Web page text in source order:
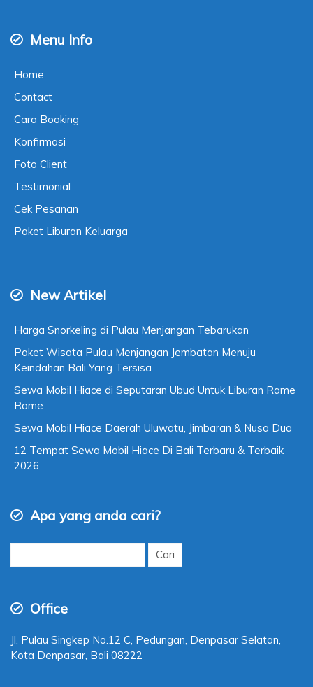
Menu Info
Home
Contact
Cara Booking
Konfirmasi
Foto Client
Testimonial
Cek Pesanan
Paket Liburan Keluarga
New Artikel
Harga Snorkeling di Pulau Menjangan Tebarukan
Paket Wisata Pulau Menjangan Jembatan Menuju
Keindahan Bali Yang Tersisa
Sewa Mobil Hiace di Seputaran Ubud Untuk Liburan Rame
Rame
Sewa Mobil Hiace Daerah Uluwatu, Jimbaran & Nusa Dua
12 Tempat Sewa Mobil Hiace Di Bali Terbaru & Terbaik
2026
Apa yang anda cari?
Cari
Office
Jl. Pulau Singkep No.12 C, Pedungan, Denpasar Selatan,
Kota Denpasar, Bali 08222